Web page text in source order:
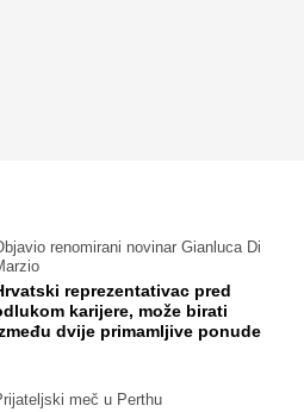
renomirani novinar Gianluca Di
reprezentativac pred
karijere, može birati
dvije primamljive ponude
meč u Perthu